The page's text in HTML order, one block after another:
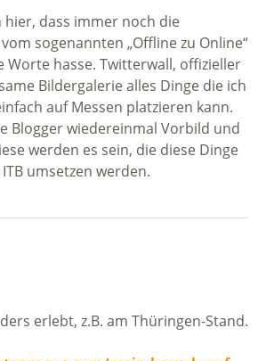
hier, dass immer noch die
sogenannten „Offline zu Online“
Worte hasse. Twitterwall, offizieller
Bildergalerie alles Dinge die ich
auf Messen platzieren kann.
Blogger wiedereinmal Vorbild und
werden es sein, die diese Dinge
umsetzen werden.
erlebt, z.B. am Thüringen-Stand.